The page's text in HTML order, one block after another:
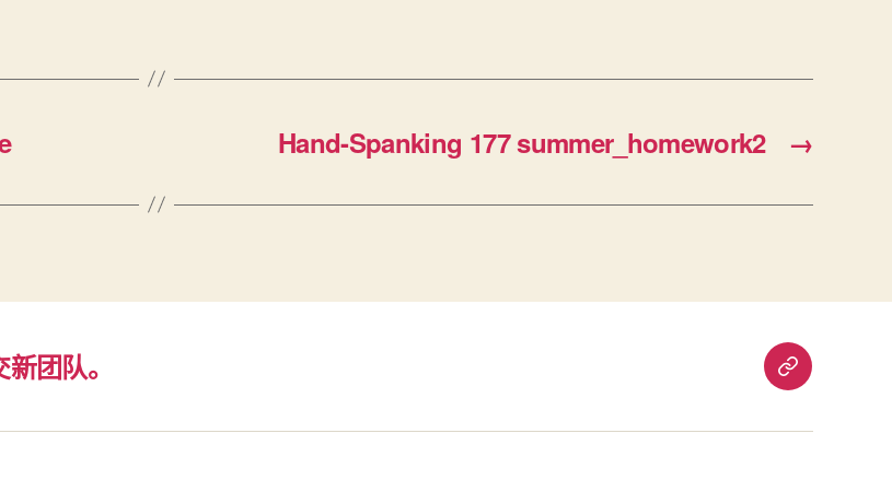
→
Hand-Spanking 177 summer_homework2
团队。
重
通